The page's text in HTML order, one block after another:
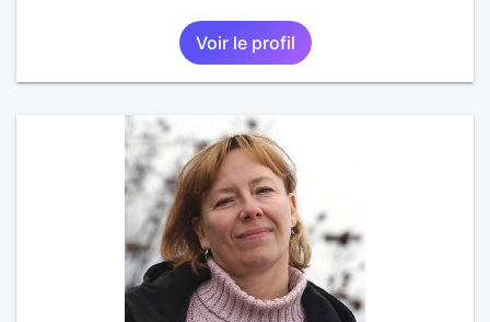
Voir le profil